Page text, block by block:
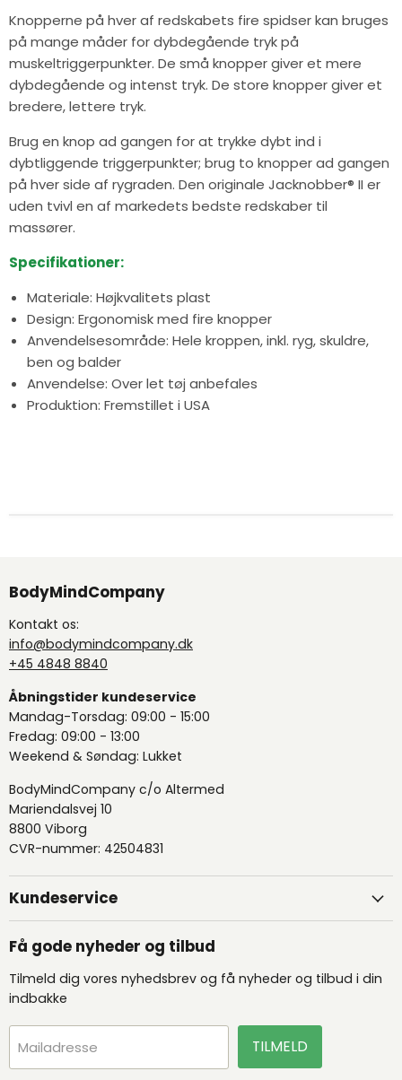
Knopperne på hver af redskabets fire spidser kan bruges
på mange måder for dybdegående tryk på
muskeltriggerpunkter. De små knopper giver et mere
dybdegående og intenst tryk. De store knopper giver et
bredere, lettere tryk.
Brug en knop ad gangen for at trykke dybt ind i
dybtliggende triggerpunkter; brug to knopper ad gangen
på hver side af rygraden. Den originale Jacknobber® II er
uden tvivl en af markedets bedste redskaber til
massører.
Specifikationer:
Materiale: Højkvalitets plast
Design: Ergonomisk med fire knopper
Anvendelsesområde: Hele kroppen, inkl. ryg, skuldre,
ben og balder
Anvendelse: Over let tøj anbefales
Produktion: Fremstillet i USA
BodyMindCompany
Kontakt os:
info@bodymindcompany.dk
+45 4848 8840
Åbningstider kundeservice
Mandag-Torsdag: 09:00 - 15:00
Fredag: 09:00 - 13:00
Weekend & Søndag: Lukket
BodyMindCompany c/o Altermed
Mariendalsvej 10
8800 Viborg
CVR-nummer: 42504831
Kundeservice
Få gode nyheder og tilbud
Tilmeld dig vores nyhedsbrev og få nyheder og tilbud i din
indbakke
Mailadresse TILMELD